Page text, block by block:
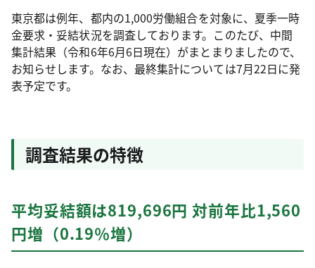
東京都は例年、都内の1,000労働組合を対象に、夏季一時
金要求・妥結状況を調査しております。このたび、中間
集計結果（令和6年6月6日現在）がまとまりましたので、
お知らせします。なお、最終集計については7月22日に発
表予定です。
調査結果の特徴
平均妥結額は819,696円 対前年比1,560
円増（0.19％増）